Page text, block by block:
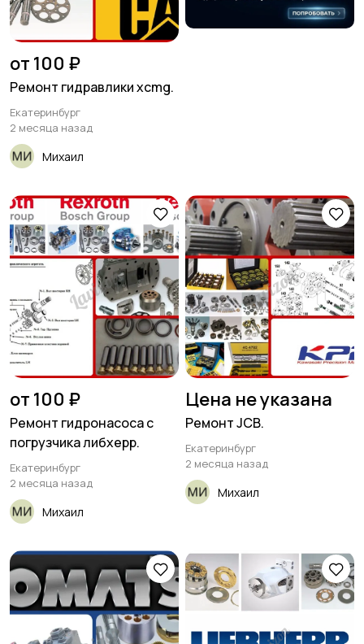
от 100 ₽
Ремонт гидравлики xcmg.
Екатеринбург
2 месяца назад
Михаил
от 100 ₽
Ремонт гидронасоса с
погрузчика либхерр.
Екатеринбург
2 месяца назад
Михаил
Цена не указана
Ремонт JCB.
Екатеринбург
2 месяца назад
Михаил